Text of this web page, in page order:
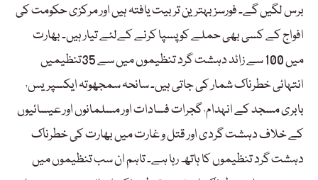
برس لگیں گے۔ فورسز بہترین تربیت یافتہ ہیں اور مرکزی حکومت کی
افواج کے کسی بھی حملے کو پسپا کرنے کےلئے تیار ہیں۔ بھارت
میں 100 سے زائد دہشت گرد تنظیموں میں سے 35تنظیمیں
انتہائی خطرناک شمار کی جاتی ہیں۔ سانحہ سمجھوتہ ایکسپریس٬
بابری مسجد کے انہدام٬ گجرات فسادات اور مسلمانوں اور عیسائیوں
کے خلاف دہشت گردی اور قتل و غارت میں بھارت کی خطرناک
دہشت گرد تنظیموں کا ہاتھ رہا ہے۔ تاہم ان سب تنظیموں میں